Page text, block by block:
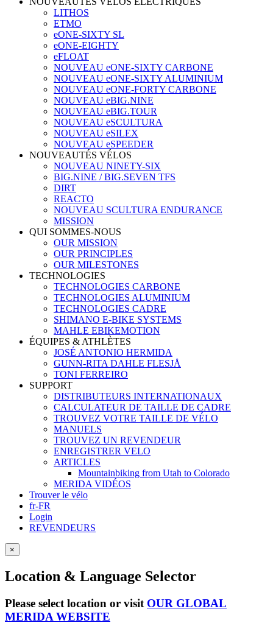
LITHOS
ETMO
eONE-SIXTY SL
eONE-EIGHTY
eFLOAT
NOUVEAU eONE-SIXTY CARBONE
NOUVEAU eONE-SIXTY ALUMINIUM
NOUVEAU eONE-FORTY CARBONE
NOUVEAU eBIG.NINE
NOUVEAU eBIG.TOUR
NOUVEAU eSCULTURA
NOUVEAU eSILEX
NOUVEAU eSPEEDER
NOUVEAUTÉS VÉLOS
NOUVEAU NINETY-SIX
BIG.NINE / BIG.SEVEN TFS
DIRT
REACTO
NOUVEAU SCULTURA ENDURANCE
MISSION
QUI SOMMES-NOUS
OUR MISSION
OUR PRINCIPLES
OUR MILESTONES
TECHNOLOGIES
TECHNOLOGIES CARBONE
TECHNOLOGIES ALUMINIUM
TECHNOLOGIES CADRE
SHIMANO E-BIKE SYSTEMS
MAHLE EBIKEMOTION
ÉQUIPES & ATHLÈTES
JOSÉ ANTONIO HERMIDA
GUNN-RITA DAHLE FLESJÅ
TONI FERREIRO
SUPPORT
DISTRIBUTEURS INTERNATIONAUX
CALCULATEUR DE TAILLE DE CADRE
TROUVEZ VOTRE TAILLE DE VÉLO
MANUELS
TROUVEZ UN REVENDEUR
ENREGISTRER VELO
ARTICLES
Mountainbiking from Utah to Colorado
MERIDA VIDÉOS
Trouver le vélo
fr-FR
Login
REVENDEURS
×
Location & Language Selector
Please select location or visit OUR GLOBAL
MERIDA WEBSITE